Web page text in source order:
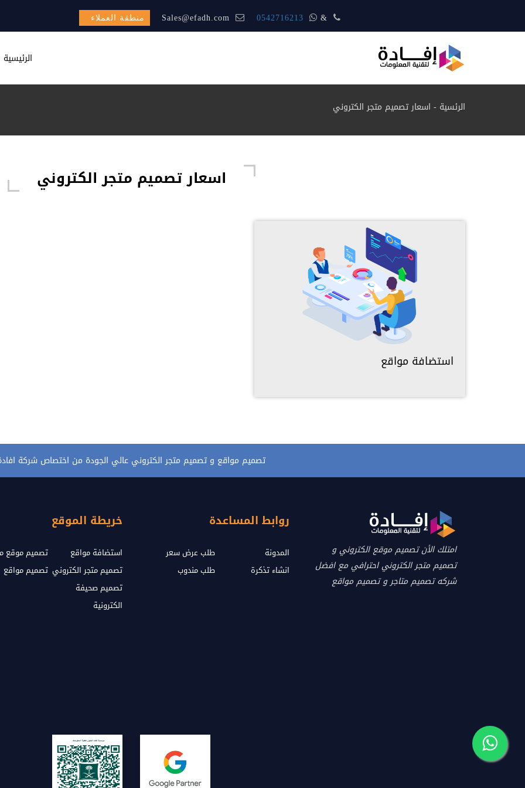
&
0542716213 منطقة العملاء
الرئيسية
الرئسية - اسعار تصميم متجر الكتروني
اسعار تصميم متجر الكتروني
استضافة مواقع
تصميم مواقع و تصميم متجر الكتروني عالي الجودة من اختصاص شركة
امتلك الأن تصميم موقع الكتروني و
تصميم متجر الكتروني احترافي مع افضل
شركه تصميم متاجر و تصميم مواقع
روابط المساعدة
المدونة
طلب عرض سعر
انشاء تذكرة
طلب مندوب
خريطة الموقع
استضافة مواقع
تصميم موقع
تصميم متجر الكتروني تصميم مواقع
تصميم صحيفة
الكترونية